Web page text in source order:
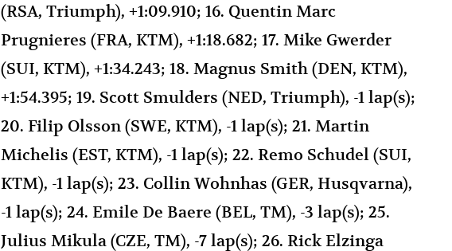
(RSA, Triumph), +1:09.910; 16. Quentin Marc
Prugnieres (FRA, KTM), +1:18.682; 17. Mike Gwerder
(SUI, KTM), +1:34.243; 18. Magnus Smith (DEN, KTM),
+1:54.395; 19. Scott Smulders (NED, Triumph), -1 lap(s);
20. Filip Olsson (SWE, KTM), -1 lap(s); 21. Martin
Michelis (EST, KTM), -1 lap(s); 22. Remo Schudel (SUI,
KTM), -1 lap(s); 23. Collin Wohnhas (GER, Husqvarna),
-1 lap(s); 24. Emile De Baere (BEL, TM), -3 lap(s); 25.
Julius Mikula (CZE, TM), -7 lap(s); 26. Rick Elzinga